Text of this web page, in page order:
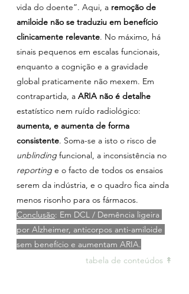
vida do doente”. Aqui, a remoção de
amiloide não se traduziu em benefício
clinicamente relevante. No máximo, há
sinais pequenos em escalas funcionais,
enquanto a cognição e a gravidade
global praticamente não mexem. Em
contrapartida, a ARIA não é detalhe
estatístico nem ruído radiológico:
aumenta, e aumenta de forma
consistente. Soma-se a isto o risco de
unblinding funcional, a inconsistência no
reporting e o facto de todos os ensaios
serem da indústria, e o quadro fica ainda
menos risonho para os fármacos.
Conclusão: Em DCL / Demência ligeira
por Alzheimer, anticorpos anti-amiloide
sem benefício e aumentam ARIA.
tabela de conteúdos ↟